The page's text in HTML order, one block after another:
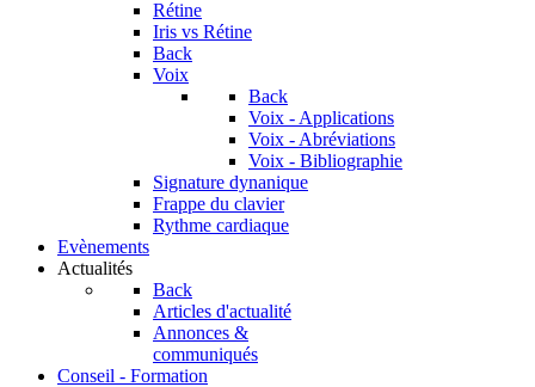
Rétine
Iris vs Rétine
Back
Voix
Back
Voix - Applications
Voix - Abréviations
Voix - Bibliographie
Signature dynanique
Frappe du clavier
Rythme cardiaque
Evènements
Actualités
Back
Articles d'actualité
Annonces &
communiqués
Conseil - Formation